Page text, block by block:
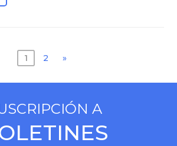
1 2 »
A